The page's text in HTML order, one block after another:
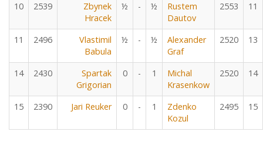
10 2539
Zbynek
Hracek
½ - ½
Rustem
Dautov
2553 11
11 2496
Vlastimil
Babula
½ - ½
Alexander
Graf
2520 13
14 2430
Spartak
Grigorian
0 - 1
Michal
Krasenkow
2520 14
15 2390 Jari Reuker 0 - 1
Zdenko
Kozul
2495 15